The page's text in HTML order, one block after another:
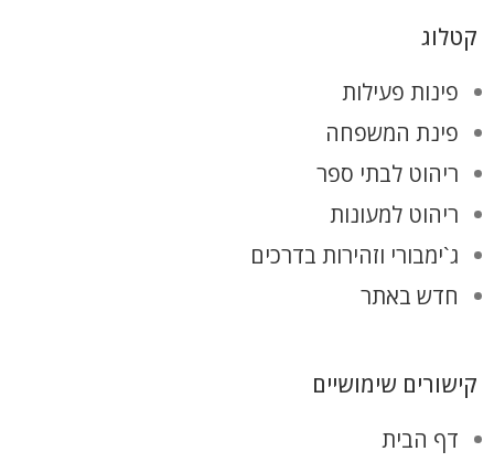
קטלוג
פינות פעילות
פינת המשפחה
ריהוט לבתי ספר
ריהוט למעונות
ג`ימבורי וזהירות בדרכים
חדש באתר
קישורים שימושיים
דף הבית